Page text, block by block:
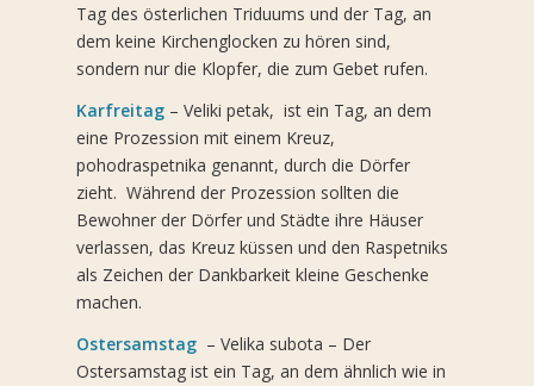
Tag des österlichen Triduums und der Tag, an
dem keine Kirchenglocken zu hören sind,
sondern nur die Klopfer, die zum Gebet rufen.
Karfreitag– Veliki petak, ist ein Tag, an dem
eine Prozession mit einem Kreuz,
pohodraspetnika genannt, durch die Dörfer
zieht. Während der Prozession sollten die
Bewohner der Dörfer und Städte ihre Häuser
verlassen, das Kreuz küssen und den Raspetniks
als Zeichen der Dankbarkeit kleine Geschenke
machen.
Ostersamstag– Velika subota – Der
Ostersamstag ist ein Tag, an dem ähnlich wie in